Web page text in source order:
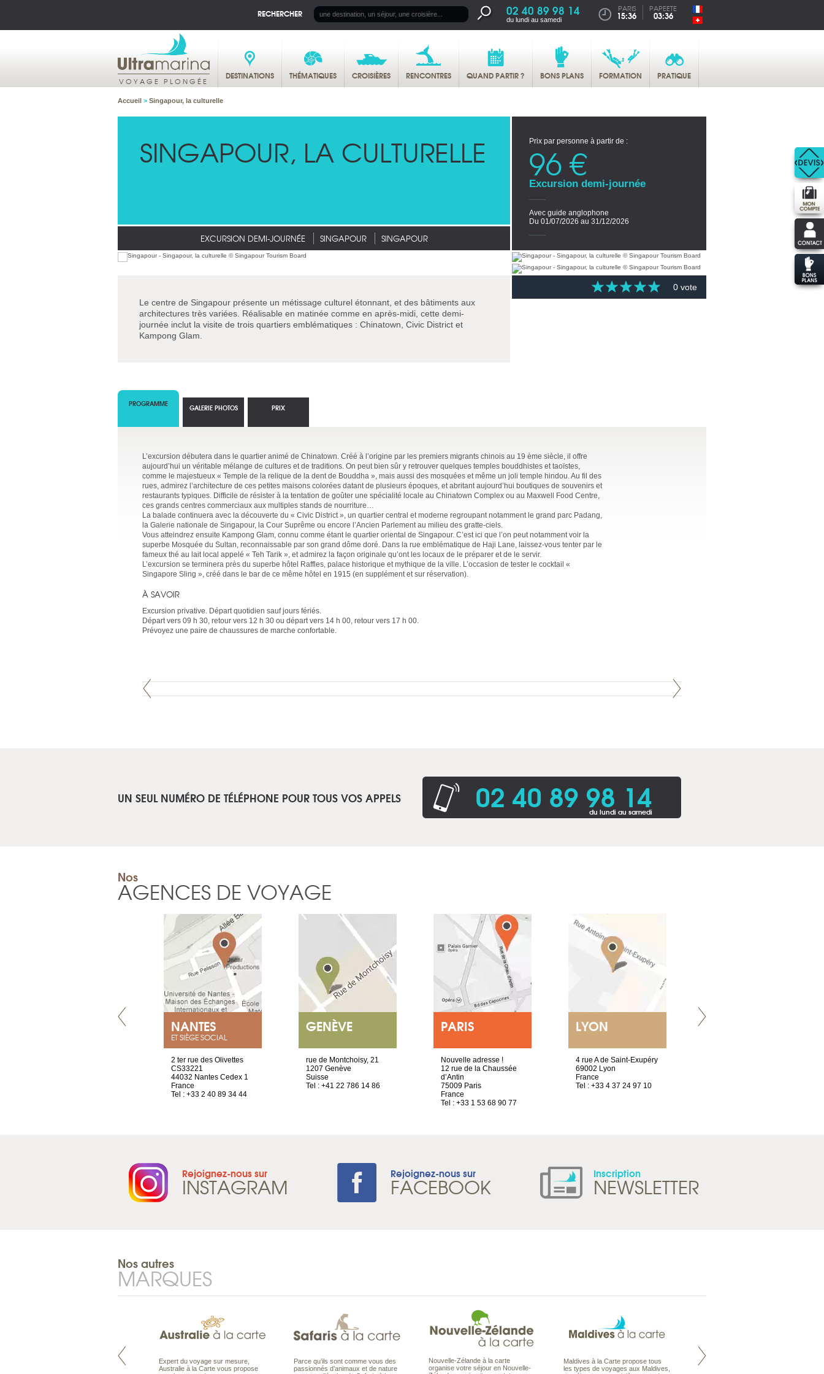
RECHERCHER 02 40 89 98 14
du lundi au samedi
PARIS
15:36
PAPEETE
03:36
VOYAGE PLONGÉE DESTINATIONS THÉMATIQUES CROISIÈRES RENCONTRES QUAND PARTIR ? BONS PLANS FORMATION PRATIQUE
Accueil > Singapour, la culturelle
SINGAPOUR, LA CULTURELLE
EXCURSION DEMI-JOURNÉE SINGAPOUR SINGAPOUR
Prix par personne à partir de :
96 €
Excursion demi-journée
Avec guide anglophone
Du 01/07/2026 au 31/12/2026
Le centre de Singapour présente un métissage culturel étonnant, et des bâtiments aux
architectures très variées. Réalisable en matinée comme en après-midi, cette demi-
journée inclut la visite de trois quartiers emblématiques : Chinatown, Civic District et
Kampong Glam.
0 vote
PROGRAMME
L’excursion débutera dans le quartier animé de Chinatown. Créé à l’origine par les premiers migrants chinois au 19 ème siècle, il offre
aujourd’hui un véritable mélange de cultures et de traditions. On peut bien sûr y retrouver quelques temples bouddhistes et taoïstes,
comme le majestueux « Temple de la relique de la dent de Bouddha », mais aussi des mosquées et même un joli temple hindou. Au fil des
rues, admirez l’architecture de ces petites maisons colorées datant de plusieurs époques, et abritant aujourd’hui boutiques de souvenirs et
restaurants typiques. Difficile de résister à la tentation de goûter une spécialité locale au Chinatown Complex ou au Maxwell Food Centre,
ces grands centres commerciaux aux multiples stands de nourriture…
La balade continuera avec la découverte du « Civic District », un quartier central et moderne regroupant notamment le grand parc Padang,
la Galerie nationale de Singapour, la Cour Suprême ou encore l’Ancien Parlement au milieu des gratte-ciels.
Vous atteindrez ensuite Kampong Glam, connu comme étant le quartier oriental de Singapour. C’est ici que l’on peut notamment voir la
superbe Mosquée du Sultan, reconnaissable par son grand dôme doré. Dans la rue emblématique de Haji Lane, laissez-vous tenter par le
fameux thé au lait local appelé « Teh Tarik », et admirez la façon originale qu’ont les locaux de le préparer et de le servir.
L’excursion se terminera près du superbe hôtel Raffles, palace historique et mythique de la ville. L’occasion de tester le cocktail «
Singapore Sling », créé dans le bar de ce même hôtel en 1915 (en supplément et sur réservation).
À SAVOIR
Excursion privative. Départ quotidien sauf jours fériés.
Départ vers 09 h 30, retour vers 12 h 30 ou départ vers 14 h 00, retour vers 17 h 00.
Prévoyez une paire de chaussures de marche confortable.
GALERIE PHOTOS PRIX
UN SEUL NUMÉRO DE TÉLÉPHONE POUR TOUS VOS APPELS 02 40 89 98 14
du lundi au samedi
Nos
AGENCES DE VOYAGE
NANTES
ET SIÈGE SOCIAL
2 ter rue des Olivettes
CS33221
44032 Nantes Cedex 1
France
Tel : +33 2 40 89 34 44
GENÈVE
rue de Montchoisy, 21
1207 Genève
Suisse
Tel : +41 22 786 14 86
PARIS
Nouvelle adresse !
12 rue de la Chaussée
d’Antin
75009 Paris
France
Tel : +33 1 53 68 90 77
LYON
4 rue A de Saint-Exupéry
69002 Lyon
France
Tel : +33 4 37 24 97 10
Rejoignez-nous sur
INSTAGRAM Rejoignez-nous sur
FACEBOOK Inscription
NEWSLETTER
Nos autres
MARQUES
Pacifique à la carte est le spécialiste
Expert du voyage sur mesure,
Australie à la Carte vous propose
Parce qu’ils sont comme vous des
passionnés d’animaux et de nature
Nouvelle-Zélande à la carte
organise votre séjour en Nouvelle-
Maldives à la Carte propose tous
les types de voyages aux Maldives,
Notre site Odyssee est un portail